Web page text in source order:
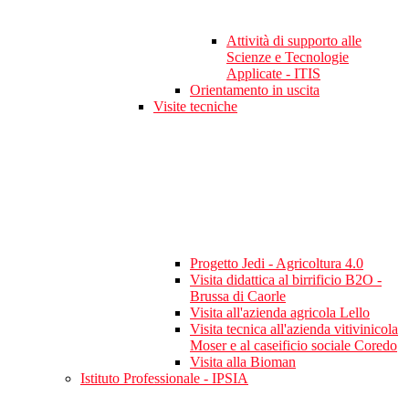
Attività di supporto alle
Scienze e Tecnologie
Applicate - ITIS
Orientamento in uscita
Visite tecniche
Progetto Jedi - Agricoltura 4.0
Visita didattica al birrificio B2O -
Brussa di Caorle
Visita all'azienda agricola Lello
Visita tecnica all'azienda vitivinicola
Moser e al caseificio sociale Coredo
Visita alla Bioman
Istituto Professionale - IPSIA